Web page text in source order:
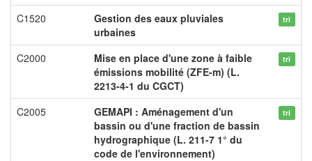
C1520
Gestion des eaux pluviales
urbaines
tri
C2000
Mise en place d'une zone à faible
émissions mobilité (ZFE-m) (L.
2213-4-1 du CGCT)
tri
C2005
GEMAPI : Aménagement d'un
bassin ou d'une fraction de bassin
hydrographique (L. 211-7 1° du
code de l'environnement)
tri